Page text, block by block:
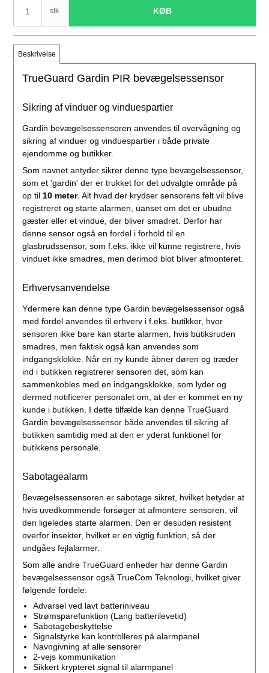
stk. KØB
Beskrivelse
TrueGuard Gardin PIR bevægelsessensor
Sikring af vinduer og vinduespartier
Gardin bevægelsessensoren anvendes til overvågning og
sikring af vinduer og vinduespartier i både private
ejendomme og butikker.
Som navnet antyder sikrer denne type bevægelsessensor,
som et 'gardin' der er trukket for det udvalgte område på
op til10 meter. Alt hvad der krydser sensorens felt vil blive
registreret og starte alarmen, uanset om det er ubudne
gæster eller et vindue, der bliver smadret. Derfor har
denne sensor også en fordel i forhold til en
glasbrudssensor, som f.eks. ikke vil kunne registrere, hvis
vinduet ikke smadres, men derimod blot bliver afmonteret.
Erhvervsanvendelse
Ydermere kan denne type Gardin bevægelsessensor også
med fordel anvendes til erhverv i f.eks. butikker, hvor
sensoren ikke bare kan starte alarmen, hvis butiksruden
smadres, men faktisk også kan anvendes som
indgangsklokke. Når en ny kunde åbner døren og træder
ind i butikken registrerer sensoren det, som kan
sammenkobles med en indgangsklokke, som lyder og
dermed notificerer personalet om, at der er kommet en ny
kunde i butikken. I dette tilfælde kan denne TrueGuard
Gardin bevægelsessensor både anvendes til sikring af
butikken samtidig med at den er yderst funktionel for
butikkens personale.
Sabotagealarm
Bevægelsessensoren er sabotage sikret, hvilket betyder at
hvis uvedkommende forsøger at afmontere sensoren, vil
den ligeledes starte alarmen. Den er desuden resistent
overfor insekter, hvilket er en vigtig funktion, så der
undgåes fejlalarmer.
Som alle andre TrueGuard enheder har denne Gardin
bevægelsessensor også TrueCom Teknologi, hvilket giver
følgende fordele:
Advarsel ved lavt batteriniveau
Strømsparefunktion (Lang batterilevetid)
Sabotagebeskyttelse
Signalstyrke kan kontrolleres på alarmpanel
Navngivning af alle sensorer
2-vejs kommunikation
Sikkert krypteret signal til alarmpanel